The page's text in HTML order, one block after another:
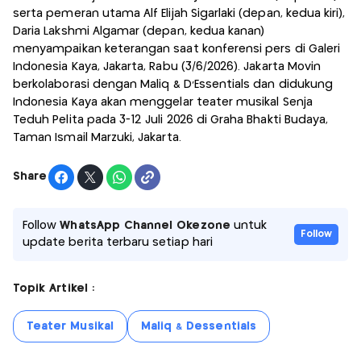
serta pemeran utama Alf Elijah Sigarlaki (depan, kedua kiri),
Daria Lakshmi Algamar (depan, kedua kanan)
menyampaikan keterangan saat konferensi pers di Galeri
Indonesia Kaya, Jakarta, Rabu (3/6/2026). Jakarta Movin
berkolaborasi dengan Maliq & D'Essentials dan didukung
Indonesia Kaya akan menggelar teater musikal Senja
Teduh Pelita pada 3-12 Juli 2026 di Graha Bhakti Budaya,
Taman Ismail Marzuki, Jakarta.
Share
FollowWhatsApp Channel Okezone untuk
update berita terbaru setiap hari
Follow
Topik Artikel :
Teater Musikal Maliq & Dessentials